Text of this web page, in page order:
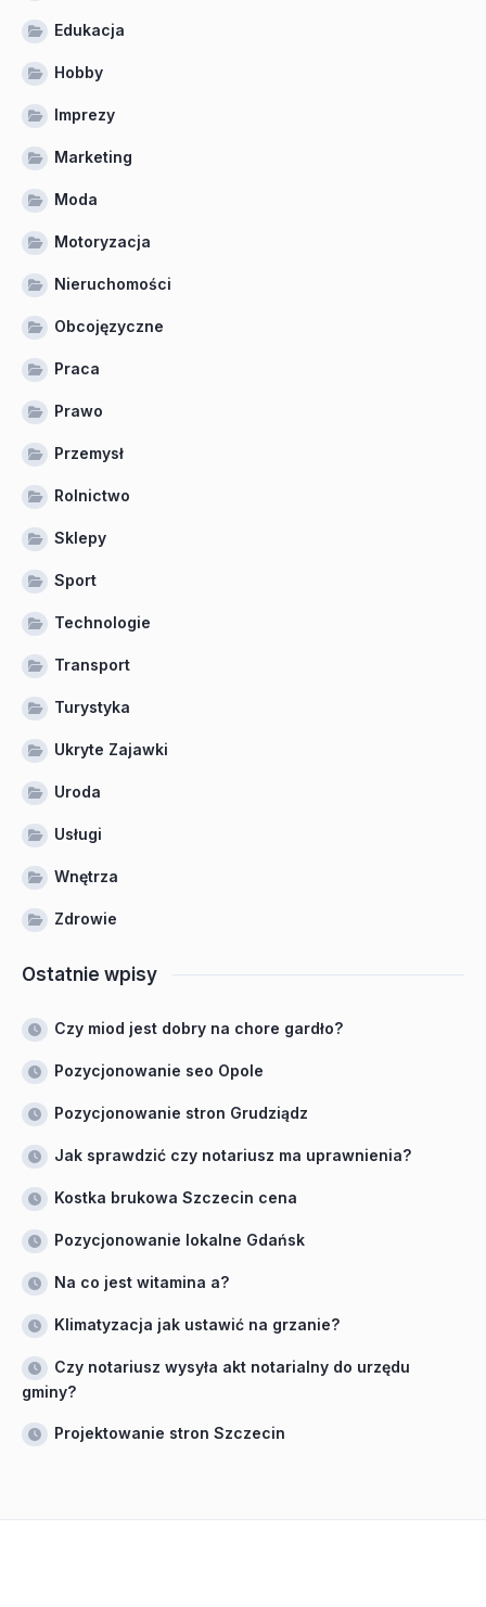
Edukacja
Hobby
Imprezy
Marketing
Moda
Motoryzacja
Nieruchomości
Obcojęzyczne
Praca
Prawo
Przemysł
Rolnictwo
Sklepy
Sport
Technologie
Transport
Turystyka
Ukryte Zajawki
Uroda
Usługi
Wnętrza
Zdrowie
Ostatnie wpisy
Czy miod jest dobry na chore gardło?
Pozycjonowanie seo Opole
Pozycjonowanie stron Grudziądz
Jak sprawdzić czy notariusz ma uprawnienia?
Kostka brukowa Szczecin cena
Pozycjonowanie lokalne Gdańsk
Na co jest witamina a?
Klimatyzacja jak ustawić na grzanie?
Czy notariusz wysyła akt notarialny do urzędu
gminy?
Projektowanie stron Szczecin